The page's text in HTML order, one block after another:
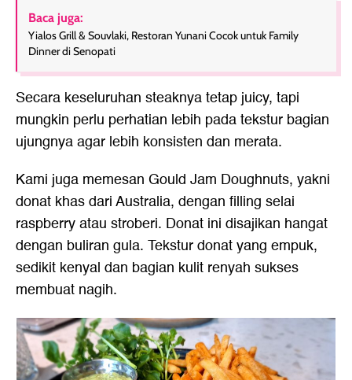
Baca juga:
Yialos Grill & Souvlaki, Restoran Yunani Cocok untuk Family
Dinner di Senopati
Secara keseluruhan steaknya tetap juicy, tapi
mungkin perlu perhatian lebih pada tekstur bagian
ujungnya agar lebih konsisten dan merata.
Kami juga memesan Gould Jam Doughnuts, yakni
donat khas dari Australia, dengan filling selai
raspberry atau stroberi. Donat ini disajikan hangat
dengan buliran gula. Tekstur donat yang empuk,
sedikit kenyal dan bagian kulit renyah sukses
membuat nagih.